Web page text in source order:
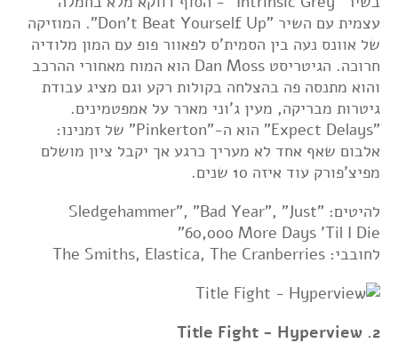
עצמית עם השיר "Don't Beat Yourself Up". המוזיקה
של אוונס נעה בין הסמית'ס לפאוור פופ עם המון מלודיה
חרוכה. הגיטריסט Dan Moss הוא המוח מאחורי ההרכב
והוא מתנסה פה בהצלחה בקולות רקע וגם מציג עבודת
גיטרות מבריקה, מעין ג'וני מארר על אמפטמינים.
"Expect Delays" הוא ה-"Pinkerton" של זמנינו:
אלבום שאף אחד לא מעריך כרגע אך יקבל ציון מושלם
מפיצ'פורק עוד איזה 10 שנים.
להיטים: "Sledgehammer", "Bad Year", "Just
60,000 More Days 'Til I Die"
לחובבי: The Smiths, Elastica, The Cranberries
2. Title Fight - Hyperview